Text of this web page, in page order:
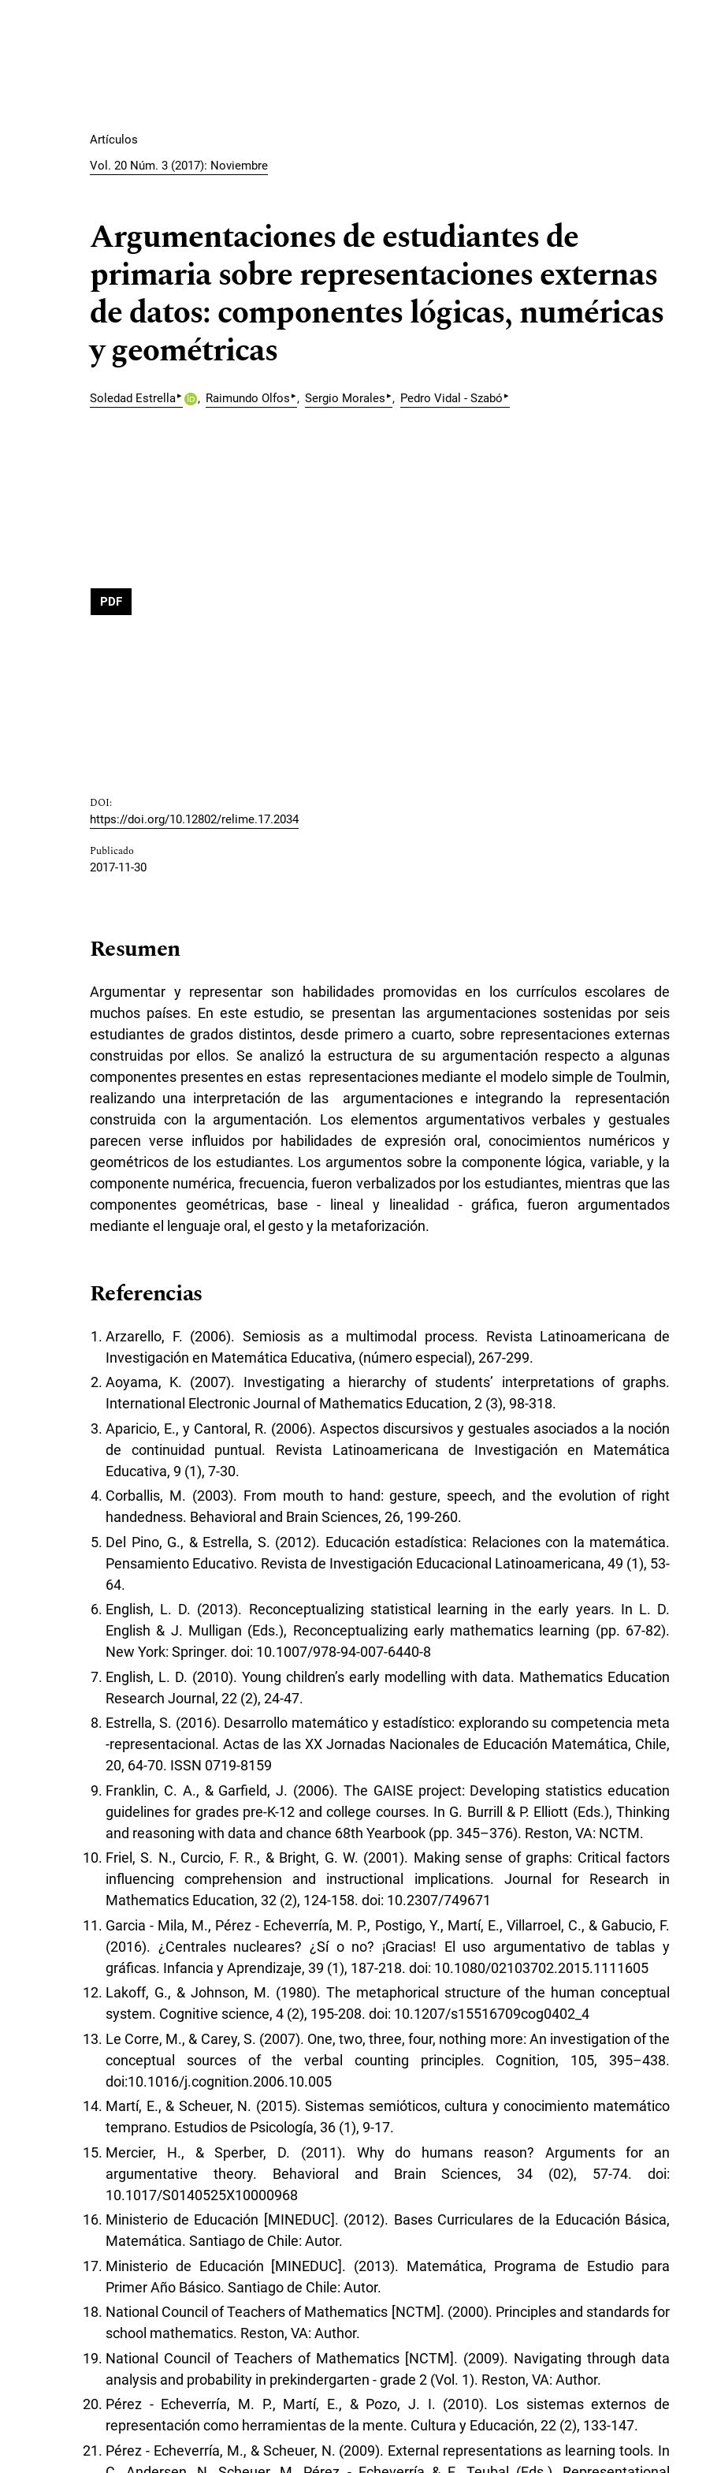
Artículos
Vol. 20 Núm. 3 (2017): Noviembre
Argumentaciones de estudiantes de
primaria sobre representaciones externas
de datos: componentes lógicas, numéricas
y geométricas
Soledad Estrella▸ Raimundo Olfos ▸ Sergio Morales ▸ Pedro Vidal - Szabó ▸
PDF
DOI:
https://doi.org/10.12802/relime.17.2034
Publicado
2017-11-30
Resumen
Argumentar y representar son habilidades promovidas en los currículos escolares de
muchos países. En este estudio, se presentan las argumentaciones sostenidas por seis
estudiantes de grados distintos, desde primero a cuarto, sobre representaciones externas
construidas por ellos. Se analizó la estructura de su argumentación respecto a algunas
componentes presentes en estas representaciones mediante el modelo simple de Toulmin,
realizando una interpretación de las argumentaciones e integrando la representación
construida con la argumentación. Los elementos argumentativos verbales y gestuales
parecen verse influidos por habilidades de expresión oral, conocimientos numéricos y
geométricos de los estudiantes. Los argumentos sobre la componente lógica, variable, y la
componente numérica, frecuencia, fueron verbalizados por los estudiantes, mientras que las
componentes geométricas, base - lineal y linealidad - gráfica, fueron argumentados
mediante el lenguaje oral, el gesto y la metaforización.
Referencias
Arzarello, F. (2006). Semiosis as a multimodal process. Revista Latinoamericana de
Investigación en Matemática Educativa, (número especial), 267-299.
Aoyama, K. (2007). Investigating a hierarchy of students’ interpretations of graphs.
International Electronic Journal of Mathematics Education, 2 (3), 98-318.
Aparicio, E., y Cantoral, R. (2006). Aspectos discursivos y gestuales asociados a la noción
de continuidad puntual. Revista Latinoamericana de Investigación en Matemática
Educativa, 9 (1), 7-30.
Corballis, M. (2003). From mouth to hand: gesture, speech, and the evolution of right
handedness. Behavioral and Brain Sciences, 26, 199-260.
Del Pino, G., & Estrella, S. (2012). Educación estadística: Relaciones con la matemática.
Pensamiento Educativo. Revista de Investigación Educacional Latinoamericana, 49 (1), 53-
64.
English, L. D. (2013). Reconceptualizing statistical learning in the early years. In L. D.
English & J. Mulligan (Eds.), Reconceptualizing early mathematics learning (pp. 67-82).
New York: Springer. doi: 10.1007/978-94-007-6440-8
English, L. D. (2010). Young children’s early modelling with data. Mathematics Education
Research Journal, 22 (2), 24-47.
Estrella, S. (2016). Desarrollo matemático y estadístico: explorando su competencia meta
-representacional. Actas de las XX Jornadas Nacionales de Educación Matemática, Chile,
20, 64-70. ISSN 0719-8159
Franklin, C. A., & Garfield, J. (2006). The GAISE project: Developing statistics education
guidelines for grades pre-K-12 and college courses. In G. Burrill & P. Elliott (Eds.), Thinking
and reasoning with data and chance 68th Yearbook (pp. 345–376). Reston, VA: NCTM.
Friel, S. N., Curcio, F. R., & Bright, G. W. (2001). Making sense of graphs: Critical factors
influencing comprehension and instructional implications. Journal for Research in
Mathematics Education, 32 (2), 124-158. doi: 10.2307/749671
Garcia - Mila, M., Pérez - Echeverría, M. P., Postigo, Y., Martí, E., Villarroel, C., & Gabucio, F.
(2016). ¿Centrales nucleares? ¿Sí o no? ¡Gracias! El uso argumentativo de tablas y
gráficas. Infancia y Aprendizaje, 39 (1), 187-218. doi: 10.1080/02103702.2015.1111605
Lakoff, G., & Johnson, M. (1980). The metaphorical structure of the human conceptual
system. Cognitive science, 4 (2), 195-208. doi: 10.1207/s15516709cog0402_4
Le Corre, M., & Carey, S. (2007). One, two, three, four, nothing more: An investigation of the
conceptual sources of the verbal counting principles. Cognition, 105, 395–438.
doi:10.1016/j.cognition.2006.10.005
Martí, E., & Scheuer, N. (2015). Sistemas semióticos, cultura y conocimiento matemático
temprano. Estudios de Psicología, 36 (1), 9-17.
Mercier, H., & Sperber, D. (2011). Why do humans reason? Arguments for an
argumentative theory. Behavioral and Brain Sciences, 34 (02), 57-74. doi:
10.1017/S0140525X10000968
Ministerio de Educación [MINEDUC]. (2012). Bases Curriculares de la Educación Básica,
Matemática. Santiago de Chile: Autor.
Ministerio de Educación [MINEDUC]. (2013). Matemática, Programa de Estudio para
Primer Año Básico. Santiago de Chile: Autor.
National Council of Teachers of Mathematics [NCTM]. (2000). Principles and standards for
school mathematics. Reston, VA: Author.
National Council of Teachers of Mathematics [NCTM]. (2009). Navigating through data
analysis and probability in prekindergarten - grade 2 (Vol. 1). Reston, VA: Author.
Pérez - Echeverría, M. P., Martí, E., & Pozo, J. I. (2010). Los sistemas externos de
representación como herramientas de la mente. Cultura y Educación, 22 (2), 133-147.
Pérez - Echeverría, M., & Scheuer, N. (2009). External representations as learning tools. In